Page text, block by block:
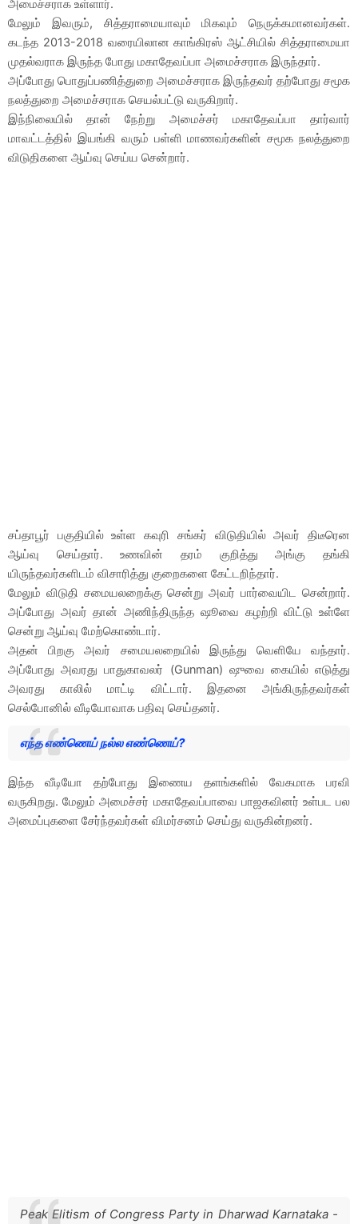
அமைச்சராக உள்ளார்.
மேலும் இவரும், சித்தராமையாவும் மிகவும் நெருக்கமானவர்கள்.
கடந்த 2013-2018 வரையிலான காங்கிரஸ் ஆட்சியில் சித்தராமையா
முதல்வராக இருந்த போது மகாதேவப்பா அமைச்சராக இருந்தார்.
அப்போது பொதுப்பணித்துறை அமைச்சராக இருந்தவர் தற்போது சமூக
நலத்துறை அமைச்சராக செயல்பட்டு வருகிறார்.
இந்நிலையில் தான் நேற்று அமைச்சர் மகாதேவப்பா தார்வார்
மாவட்டத்தில் இயங்கி வரும் பள்ளி மாணவர்களின் சமூக நலத்துறை
விடுதிகளை ஆய்வு செய்ய சென்றார்.
சப்தாபூர் பகுதியில் உள்ள கவுரி சங்கர் விடுதியில் அவர் திடீரென
ஆய்வு செய்தார். உணவின் தரம் குறித்து அங்கு தங்கி
யிருந்தவர்களிடம் விசாரித்து குறைகளை கேட்டறிந்தார்.
மேலும் விடுதி சமையலறைக்கு சென்று அவர் பார்வையிட சென்றார்.
அப்போது அவர் தான் அணிந்திருந்த ஷூவை கழற்றி விட்டு உள்ளே
சென்று ஆய்வு மேற்கொண்டார்.
அதன் பிறகு அவர் சமையலறையில் இருந்து வெளியே வந்தார்.
அப்போது அவரது பாதுகாவலர் (Gunman) ஷுவை கையில் எடுத்து
அவரது காலில் மாட்டி விட்டார். இதனை அங்கிருந்தவர்கள்
செல்போனில் வீடியோவாக பதிவு செய்தனர்.
எந்த எண்ணெய் நல்ல எண்ணெய்?
இந்த வீடியோ தற்போது இணைய தளங்களில் வேகமாக பரவி
வருகிறது. மேலும் அமைச்சர் மகாதேவப்பாவை பாஜகவினர் உள்பட பல
அமைப்புகளை சேர்ந்தவர்கள் விமர்சனம் செய்து வருகின்றனர்.
Peak Elitism of Congress Party in Dharwad Karnataka -